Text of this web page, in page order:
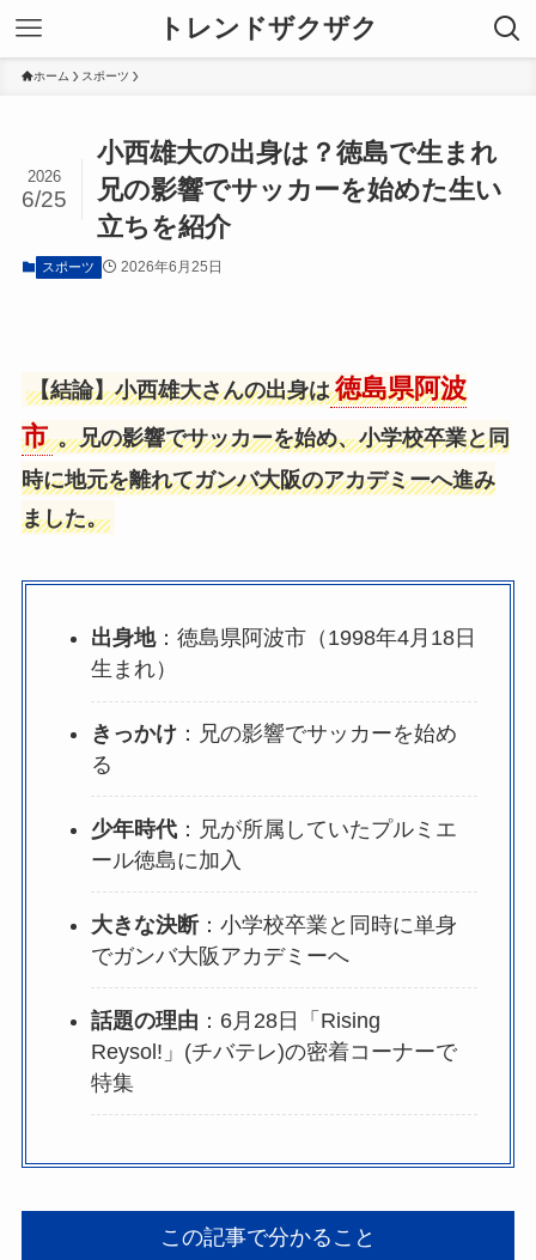
トレンドザクザク
ホーム スポーツ
小西雄大の出身は？徳島で生まれ
兄の影響でサッカーを始めた生い
立ちを紹介
2026
6/25
スポーツ 2026年6月25日
【結論】小西雄大さんの出身は 徳島県阿波
市 。兄の影響でサッカーを始め、小学校卒業と同
時に地元を離れてガンバ大阪のアカデミーへ進み
ました。
出身地：徳島県阿波市（1998年4月18日
生まれ）
きっかけ：兄の影響でサッカーを始め
る
少年時代：兄が所属していたプルミエ
ール徳島に加入
大きな決断：小学校卒業と同時に単身
でガンバ大阪アカデミーへ
話題の理由 ：6月28日「Rising
Reysol!」(チバテレ)の密着コーナーで
特集
この記事で分かること